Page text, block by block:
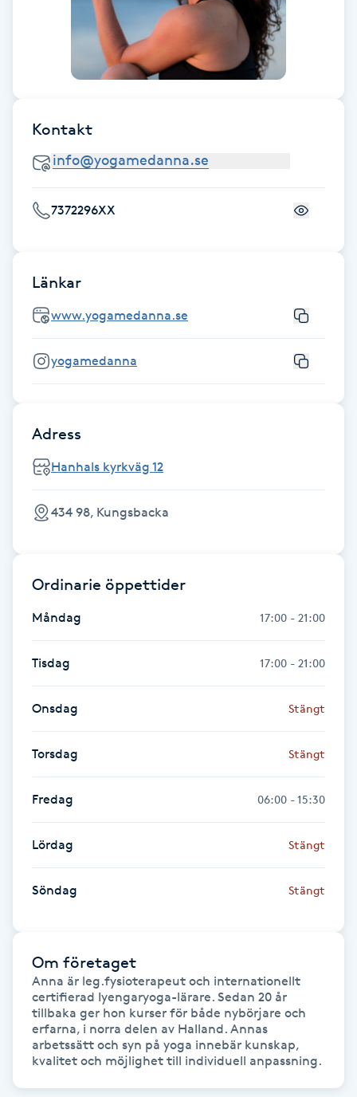
Klippning ungdom
Koppningsmassage
Kostrådgivning
Kroppsinpackning
Kroppspeeling
Käkledsbehandling
Kärlbehandling
Laserbehandling
Lashlift Keratin
LED-ljusterapi
LPG
LPG-behandling
LPG-massage
Luggklippning
Lymfmassage
Läpptatuering
Makeup
Massage
Medial vägledning
Medicinsk massage
Meditation
Kontakt
7372296XX
Länkar
www.yogamedanna.se
yogamedanna
Adress
Hanhals kyrkväg 12
434 98, Kungsbacka
Ordinarie öppettider
Måndag 17:00 - 21:00
Tisdag 17:00 - 21:00
Onsdag Stängt
Torsdag Stängt
Fredag 06:00 - 15:30
Lördag Stängt
Söndag Stängt
Om företaget
Anna är leg.fysioterapeut och internationellt
certifierad Iyengaryoga-lärare. Sedan 20 år
tillbaka ger hon kurser för både nybörjare och
erfarna, i norra delen av Halland. Annas
arbetssätt och syn på yoga innebär kunskap,
kvalitet och möjlighet till individuell anpassning.